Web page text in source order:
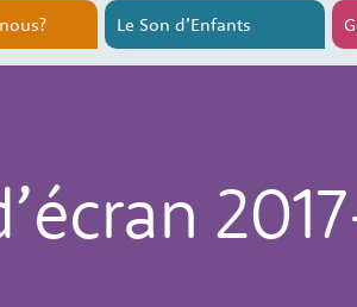
Le Son d’Enfants